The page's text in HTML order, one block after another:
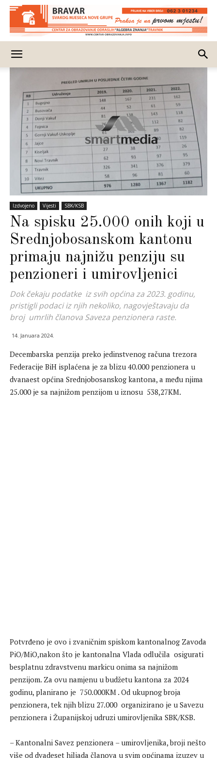
Izdvojeno Vijesti SBK/KSB
Na spisku 25.000 onih koji u
Srednjobosanskom kantonu
primaju najnižu penziju su
penzioneri i umirovljenici
Dok čekaju podatke iz svih općina za 2023. godinu,
pristigli podaci iz njih nekoliko, nagovještavaju da
broj umrlih članova Saveza penzionera raste.
14. Januara 2024.
Decembarska penzija preko jedinstvenog računa trezora
Federacije BiH isplaćena je za blizu 40.000 penzionera u
dvanaest općina Srednjobosanskog kantona, a među njima
25.000 je sa najnižom penzijom u iznosu 538,27KM.
Potvrđeno je ovo i zvaničnim spiskom kantonalnog Zavoda
PiO/MiO,nakon što je kantonalna Vlada odlučila osigurati
besplatnu zdravstvenu markicu onima sa najnižom
penzijom. Za ovu namjenu u budžetu kantona za 2024
godinu, planirano je 750.000KM . Od ukupnog broja
penzionera, tek njih blizu 27.000 organizirano je u Savezu
penzionera i Županijskoj udruzi umirovljenika SBK/KSB.
– Kantonalni Savez penzionera – umirovljenika, broji nešto
više od dvadeset hiljada članova u svim općinama izuzev u